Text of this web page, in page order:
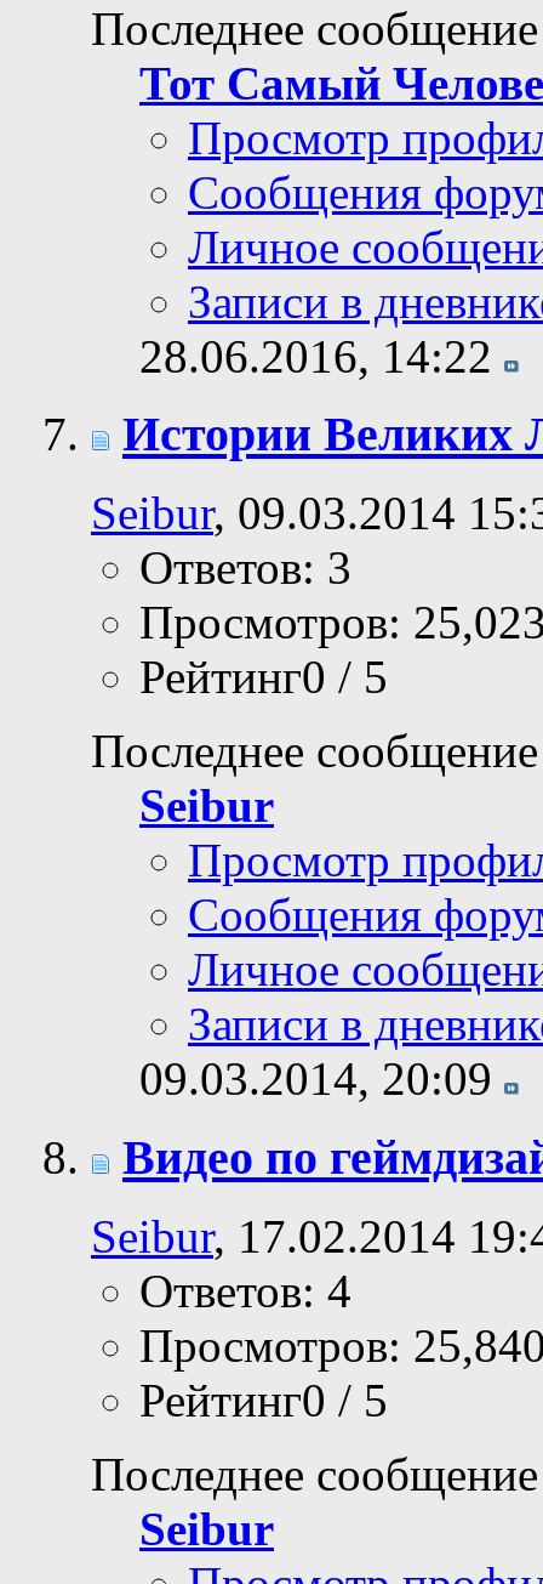
Последнее
Тот Самый
Просмотр
Сообщения
Личное
Записи в
28.06.2016, 14:22
Истории Великих
Seibur, 09.03.2014
Ответов: 3
Просмотров:
Рейтинг0 / 5
Последнее
Seibur
Просмотр
Сообщения
Личное
Записи в
09.03.2014, 20:09
Видео по
Seibur, 17.02.2014
Ответов: 4
Просмотров:
Рейтинг0 / 5
Последнее
Seibur